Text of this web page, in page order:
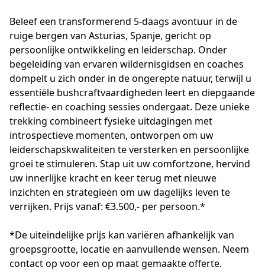
Beleef een transformerend 5-daags avontuur in de
ruige bergen van Asturias, Spanje, gericht op
persoonlijke ontwikkeling en leiderschap. Onder
begeleiding van ervaren wildernisgidsen en coaches
dompelt u zich onder in de ongerepte natuur, terwijl u
essentiële bushcraftvaardigheden leert en diepgaande
reflectie- en coaching sessies ondergaat. Deze unieke
trekking combineert fysieke uitdagingen met
introspectieve momenten, ontworpen om uw
leiderschapskwaliteiten te versterken en persoonlijke
groei te stimuleren. Stap uit uw comfortzone, hervind
uw innerlijke kracht en keer terug met nieuwe
inzichten en strategieën om uw dagelijks leven te
verrijken. Prijs vanaf: €3.500,- per persoon.*
*De uiteindelijke prijs kan variëren afhankelijk van
groepsgrootte, locatie en aanvullende wensen. Neem
contact op voor een op maat gemaakte offerte.